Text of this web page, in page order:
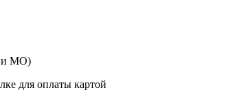
и МО)
для оплаты картой